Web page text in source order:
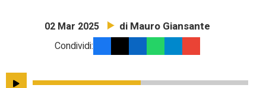
02 Mar 2025 di Mauro Giansante
Condividi: